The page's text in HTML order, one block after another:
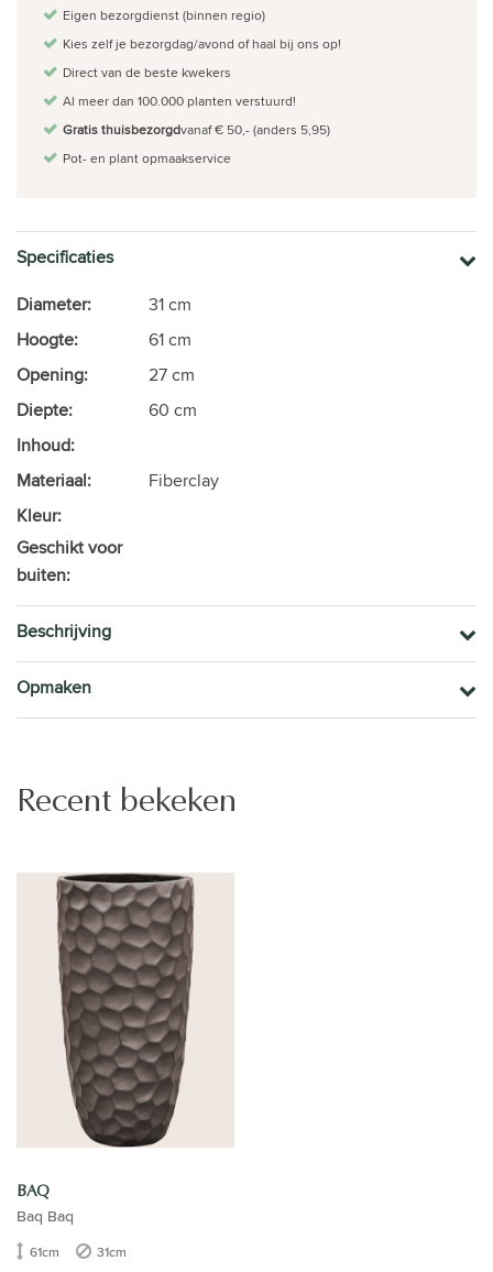
Eigen bezorgdienst (binnen regio)
Kies zelf je bezorgdag/avond of haal bij ons op!
Direct van de beste kwekers
Al meer dan 100.000 planten verstuurd!
Gratis thuisbezorgdvanaf € 50,- (anders 5,95)
Pot- en plant opmaakservice
Specificaties
Diameter:
31 cm
Hoogte:
61 cm
Opening:
27 cm
Diepte:
60 cm
Inhoud:
Materiaal:
Fiberclay
Kleur:
Geschikt voor
buiten:
Beschrijving
Opmaken
Recent bekeken
BAQ
Baq Baq
61cm 31cm